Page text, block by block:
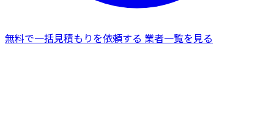
無料で一括見積もりを依頼する 業者一覧を見る